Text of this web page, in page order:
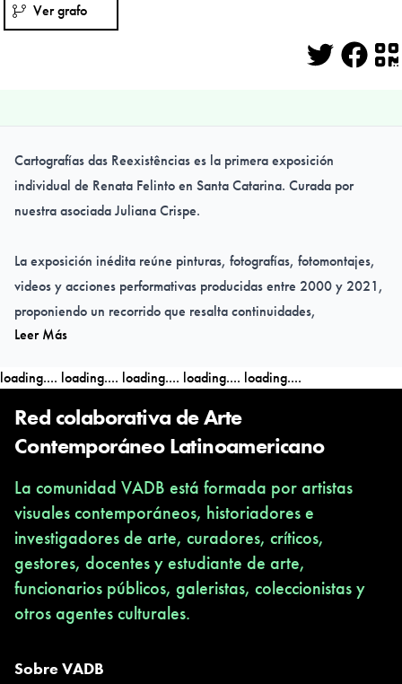
Ver grafo
Cartografías das Reexistências es la primera exposición
individual de Renata Felinto en Santa Catarina. Curada por
nuestra asociada Juliana Crispe.
La exposición inédita reúne pinturas, fotografías, fotomontajes,
videos y acciones performativas producidas entre 2000 y 2021,
proponiendo un recorrido que resalta continuidades,
desplazamientos y permanencias en la trayectoria del artista.
las narrativas coloniales sobre las mujeres y los negros,
afirmando otras posibilidades de existencia, espiritualidad,
deseo y autoinscripción.
Inauguración: 30 de abril
Fundación Cultural BADESC – Florianópolis
Visitación hasta el 18 de junio
Lunes a viernes, de 13 a 19 horas | Sábado, de 10 a 16 horas
Entrada gratuita
Estudios Africanos en el Laboratorio AYA y en colaboración con
Leer Más
loading.... loading.... loading.... loading.... loading....
Red colaborativa de Arte
Contemporáneo Latinoamericano
La comunidad VADB está formada por artistas
visuales contemporáneos, historiadores e
investigadores de arte, curadores, críticos,
gestores, docentes y estudiante de arte,
funcionarios públicos, galeristas, coleccionistas y
otros agentes culturales.
Sobre VADB